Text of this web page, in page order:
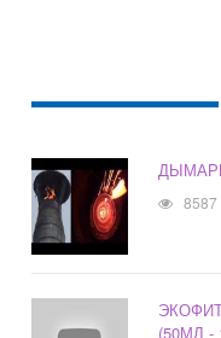
8587
(50МЛ -